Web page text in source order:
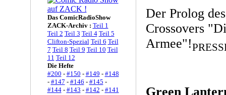
Das ComicRadioShow
ZACK-Archiv : Teil 1
Teil 2 Teil 3 Teil 4 Teil 5
Clifton-Spezial Teil 6 Teil
7 Teil 8 Teil 9 Teil 10 Teil
11 Teil 12
Die Hefte
#200 - #150 - #149 - #148
- #147 - #146 - #145 -
#144- #143 - #142 - #141
Der Prolog
Crossovers
Armee"!
Green